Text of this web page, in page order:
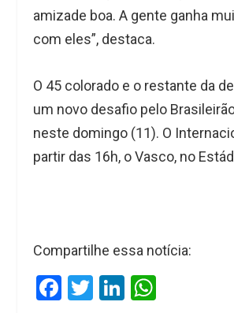
amizade boa. A gente ganha
com eles”, destaca.
O 45 colorado e o restante da
um novo desafio pelo
neste domingo (11). O
partir das 16h, o Vasco, no
Compartilhe essa notícia:
F
T
Li